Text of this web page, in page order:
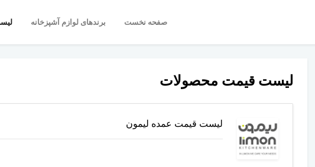
صفحه نخست برندهای لوازم آشپزخانه
لیست قیمت محصولات
لیست قیمت عمده لیمون